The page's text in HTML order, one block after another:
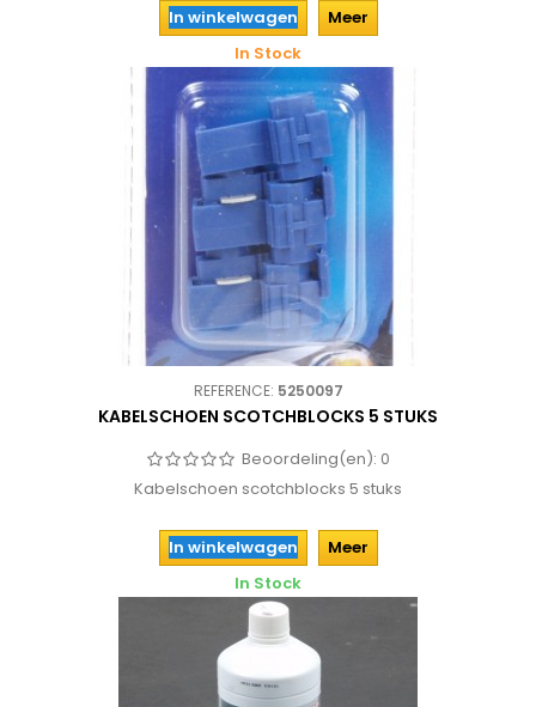
In winkelwagen
Meer
In Stock
REFERENCE: 5250097
KABELSCHOEN SCOTCHBLOCKS 5 STUKS
Beoordeling(en): 0
Kabelschoen scotchblocks 5 stuks
In winkelwagen
Meer
In Stock